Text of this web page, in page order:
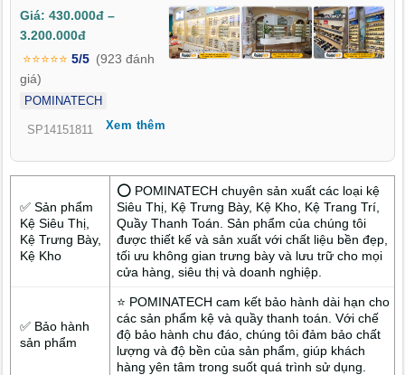
hàng mắt kính trọn gói, từ khảo sát, thiết kế 2D–3D, sản xuất
kệ trưng bày đến thi công hoàn thiện. Không gian sang trọng –
bố trí khoa học – thu hút khách ngay từ ngày đầu mở bán. Liên
hệ Pominatech ngay hôm nay để nhận bản vẽ mẫu và báo giá
ưu đãi nhất!
Giá: 430.000đ –
3.200.000đ
⭐⭐⭐⭐⭐ 5/5 (923 đánh
giá)
POMINATECH
SP14151811 Xem thêm
✅ Sản phẩm
Kệ Siêu Thị,
Kệ Trưng Bày,
Kệ Kho
⭕ POMINATECH chuyên sản xuất các loại kệ
Siêu Thị, Kệ Trưng Bày, Kệ Kho, Kệ Trang Trí,
Quầy Thanh Toán. Sản phẩm của chúng tôi
được thiết kế và sản xuất với chất liệu bền đẹp,
tối ưu không gian trưng bày và lưu trữ cho mọi
cửa hàng, siêu thị và doanh nghiệp.
✅ Bảo hành
sản phẩm
⭐ POMINATECH cam kết bảo hành dài hạn cho
các sản phẩm kệ và quầy thanh toán. Với chế
độ bảo hành chu đáo, chúng tôi đảm bảo chất
lượng và độ bền của sản phẩm, giúp khách
hàng yên tâm trong suốt quá trình sử dụng.